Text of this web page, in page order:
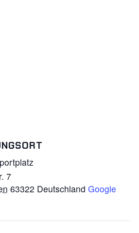
7
63322 Deutschland Google